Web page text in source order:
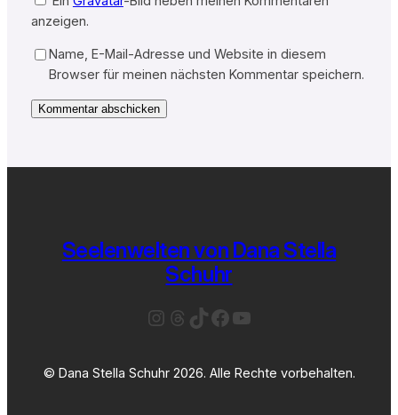
anzeigen.
Name, E-Mail-Adresse und Website in diesem
Browser für meinen nächsten Kommentar speichern.
Seelenwelten von Dana Stella
Schuhr
Instagram
Threads
TikTok
Facebook
YouTube
© Dana Stella Schuhr 2026. Alle Rechte vorbehalten.